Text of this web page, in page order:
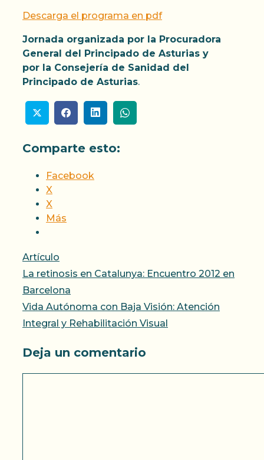
Descarga el programa en pdf
Jornada organizada por la Procuradora
General del Principado de Asturias y
por la Consejería de Sanidad del
Principado de Asturias.
Comparte esto:
Facebook
X
X
Más
Categorías
Artículo
La retinosis en Catalunya: Encuentro 2012 en
Barcelona
Vida Autónoma con Baja Visión: Atención
Integral y Rehabilitación Visual
Deja un comentario